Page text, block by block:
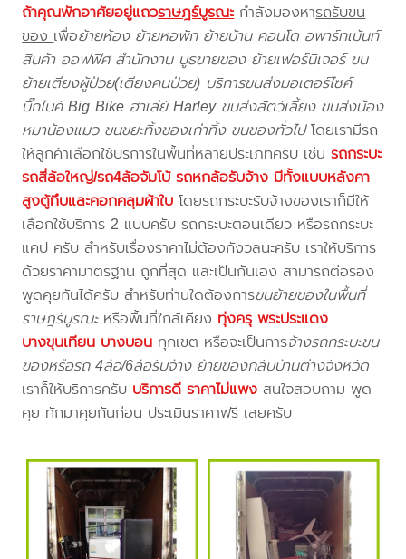
ถ้าคุณพักอาศัยอยู่แถวราษฎร์บูรณะกำลังมองหารถรับขน
ของเพื่อย้ายห้อง ย้ายหอพัก ย้ายบ้าน คอนโด อพาร์ทเม้นท์
สินค้า ออฟฟิศ สำนักงาน บูธขายของ ย้ายเฟอร์นิเจอร์ ขน
ย้ายเตียงผู้ป่วย(เตียงคนป่วย) บริการขนส่งมอเตอร์ไซค์
บิ๊กไบค์ Big Bike ฮาเล่ย์ Harley ขนส่งสัตว์เลี้ยง ขนส่งน้อง
หมาน้องแมว ขนขยะทิ้งของเก่าทิ้ง ขนของทั่วไปโดยเรามีรถ
ให้ลูกค้าเลือกใช้บริการในพื้นที่หลายประเภทครับ เช่นรถกระบะ
รถสี่ล้อใหญ่/รถ4ล้อจัมโบ้ รถหกล้อรับจ้าง มีทั้งแบบหลังคา
สูงตู้ทึบและคอกคลุมผ้าใบ โดยรถกระบะรับจ้างของเราก็มีให้
เลือกใช้บริการ 2 แบบครับ รถกระบะตอนเดียว หรือรถกระบะ
แคป ครับ สำหรับเรื่องราคาไม่ต้องกังวลนะครับ เราให้บริการ
ด้วยราคามาตรฐาน ถูกที่สุด และเป็นกันเอง สามารถต่อรอง
พูดคุยกันได้ครับ สำหรับท่านใดต้องการขนย้ายของในพื้นที่
ราษฎร์บูรณะหรือพื้นที่ใกล้เคียง ทุ่งครุ พระประแดง
บางขุนเทียน บางบอน ทุกเขต หรือจะเป็นการจ้างรถกระบะขน
ของหรือรถ 4ล้อ/6ล้อรับจ้าง ย้ายของกลับบ้านต่างจังหวัด
เราก็ให้บริการครับ บริการดี ราคาไม่แพง สนใจสอบถาม พูด
คุย ทักมาคุยกันก่อน ประเมินราคาฟรี เลยครับ